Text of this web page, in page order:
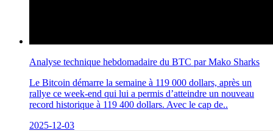
Analyse technique hebdomadaire du BTC par Mako Sharks
Le Bitcoin démarre la semaine à 119 000 dollars, après un
rallye ce week-end qui lui a permis d’atteindre un nouveau
record historique à 119 400 dollars. Avec le cap de..
2025-12-03